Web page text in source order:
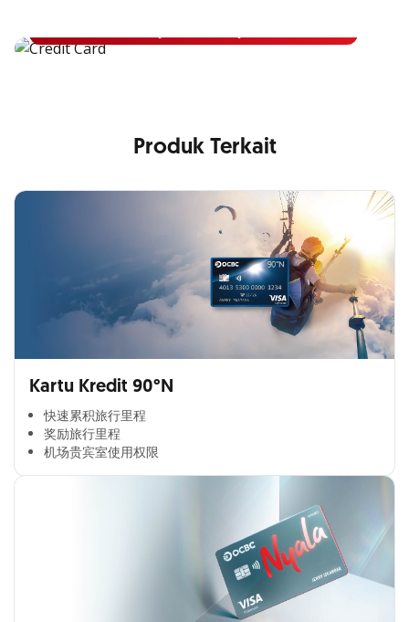
Produk Terkait
Kartu Kredit 90°N
快速累积旅行里程​
奖励旅行里程​
机场贵宾室使用权限​